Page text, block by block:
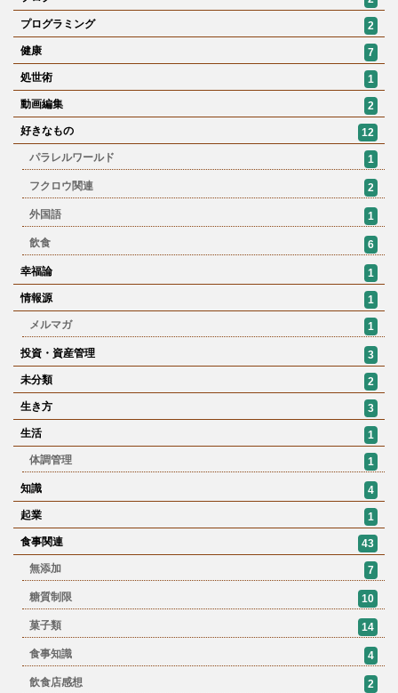
プログラミング
2
健康
7
処世術
1
動画編集
2
好きなもの
12
パラレルワールド
1
フクロウ関連 2
外国語 1
飲食 6
幸福論
1
情報源
1
メルマガ
1
投資・資産管理
3
未分類
2
生き方
3
生活
1
体調管理
1
知識
4
起業
1
食事関連
43
無添加
7
糖質制限 10
菓子類 14
食事知識 4
飲食店感想 2